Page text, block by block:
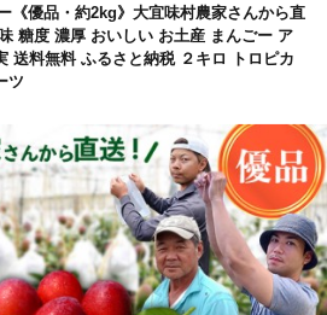
《優品・約2kg》大宜味村農家さんから直
糖度 濃厚 おいしい お土産 まんごー ア
送料無料 ふるさと納税 ２キロ トロピカ
ツ